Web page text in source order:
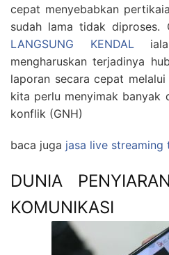
cepat menyebabkan
sudah lama tidak diproses.
LANGSUNG KENDAL
mengharuskan terjadinya
laporan secara cepat
kita perlu menyimak banyak
konflik (GNH)
baca juga jasa live streaming
DUNIA
KOMUNIKASI